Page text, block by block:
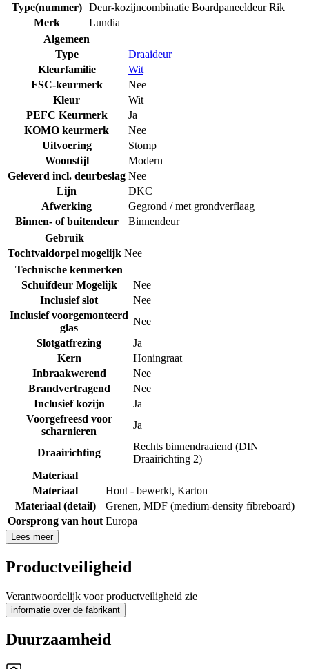
Type(nummer) Deur-kozijncombinatie Boardpaneeldeur Rik
Merk
Lundia
Algemeen
Type
Draaideur
Kleurfamilie
Wit
FSC-keurmerk
Nee
Kleur
Wit
PEFC Keurmerk
Ja
KOMO keurmerk
Nee
Uitvoering
Stomp
Woonstijl
Modern
Geleverd incl. deurbeslag Nee
Lijn
DKC
Afwerking
Gegrond / met grondverflaag
Binnen- of buitendeur
Binnendeur
Gebruik
Tochtvaldorpel mogelijk Nee
Technische kenmerken
Schuifdeur Mogelijk
Nee
Inclusief slot
Nee
Inclusief voorgemonteerd
glas
Nee
Slotgatfrezing
Ja
Kern
Honingraat
Inbraakwerend
Nee
Brandvertragend
Nee
Inclusief kozijn
Ja
Voorgefreesd voor
scharnieren
Ja
Draairichting
Rechts binnendraaiend (DIN
Draairichting 2)
Materiaal
Materiaal
Hout - bewerkt, Karton
Materiaal (detail)
Grenen, MDF (medium-density fibreboard)
Oorsprong van hout Europa
Lees meer
Productveiligheid
Verantwoordelijk voor productveiligheid zie
informatie over de fabrikant
Duurzaamheid